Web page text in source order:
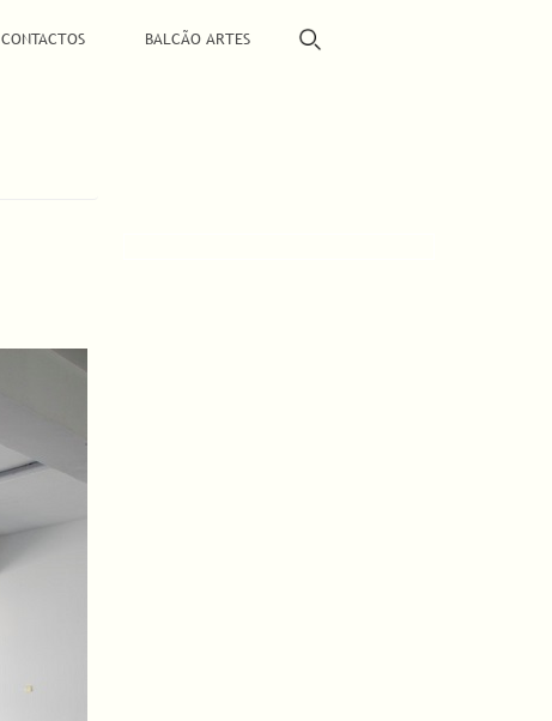
CONTACTOS BALCÃO ARTES